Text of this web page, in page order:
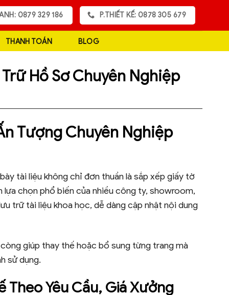
0879 329 186 P.THIẾT KẾ: 0878 305 679
THANH TOÁN BLOG
Hồ Sơ Chuyên Nghiệp
Tượng Chuyên Nghiệp
tài liệu không chỉ đơn thuần là sắp xếp giấy tờ
chọn phổ biến của nhiều công ty, showroom,
trữ tài liệu khoa học, dễ dàng cập nhật nội dung
giúp thay thế hoặc bổ sung từng trang mà
sử dụng.
Theo Yêu Cầu, Giá Xưởng